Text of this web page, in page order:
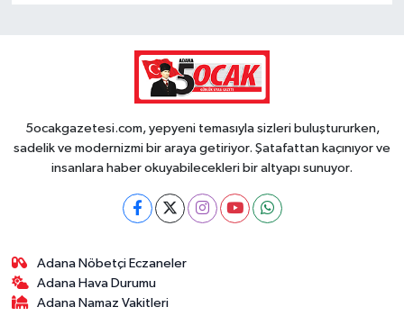
5ocakgazetesi.com, yepyeni temasıyla sizleri buluştururken,
sadelik ve modernizmi bir araya getiriyor. Şatafattan kaçınıyor ve
insanlara haber okuyabilecekleri bir altyapı sunuyor.
Adana Nöbetçi Eczaneler
Adana Hava Durumu
Adana Namaz Vakitleri